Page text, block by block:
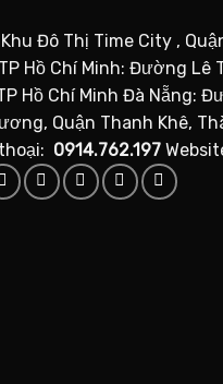
Khu Đô Thị Time City ,
Hồ Chí Minh: Đường Lê
Hồ Chí Minh Đà Nẵng:
Quận Thanh Khê,
0914.762.197